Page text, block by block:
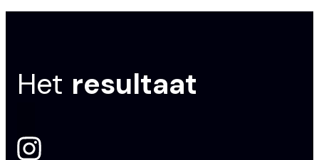
Het resultaat